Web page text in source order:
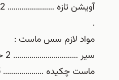
آویشن تازه ………………….. 2 شاخه
.
مواد لازم سس ماست :
سیر ………………………….. 2 حبه
ماست چکیده ……………….. 5 قاشق غذاخوری